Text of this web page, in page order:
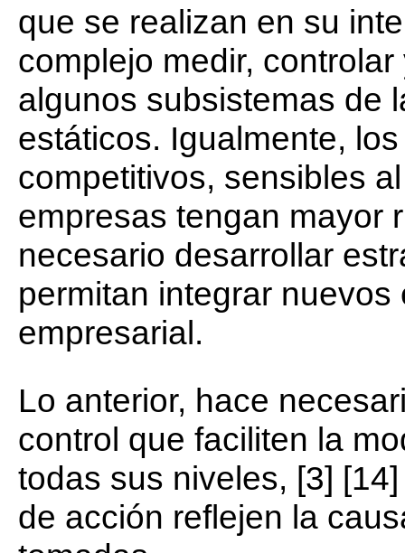
que se realizan en su
complejo medir,
algunos subsistemas de
estáticos. Igualmente,
competitivos, sensibles
empresas tengan mayor
necesario desarrollar
permitan integrar
empresarial.
Lo anterior, hace
control que faciliten la
todas sus niveles, [3]
de acción reflejen la